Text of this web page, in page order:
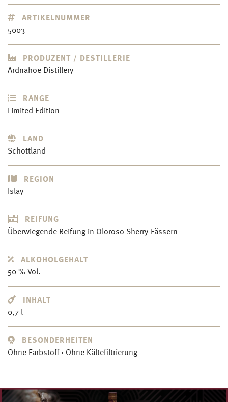
ARTIKELNUMMER
5003
PRODUZENT / DESTILLERIE
Ardnahoe Distillery
RANGE
Limited Edition
LAND
Schottland
REGION
Islay
REIFUNG
Überwiegende Reifung in Oloroso-Sherry-Fässern
ALKOHOLGEHALT
50 % Vol.
INHALT
0,7 l
BESONDERHEITEN
Ohne Farbstoff · Ohne Kältefiltrierung